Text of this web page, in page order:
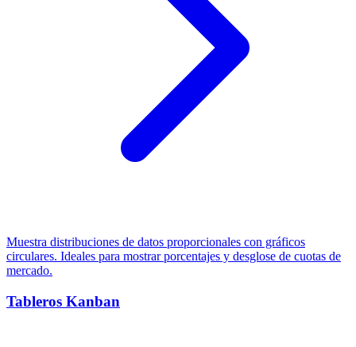
Muestra distribuciones de datos proporcionales con gráficos
circulares. Ideales para mostrar porcentajes y desglose de cuotas de
mercado.
Tableros Kanban